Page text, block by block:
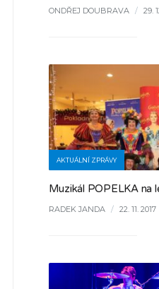
ONDŘEJ DOUBRAVA / 29.
AKTUÁLNÍ ZPRÁVY
Muzikál POPELKA na
RADEK JANDA / 22. 11. 2017